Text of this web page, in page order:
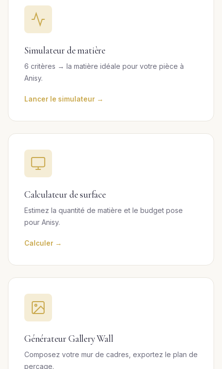
Simulateur de matière
6 critères → la matière idéale pour votre pièce à
Anisy.
Lancer le simulateur →
Calculateur de surface
Estimez la quantité de matière et le budget pose
pour Anisy.
Calculer →
Générateur Gallery Wall
Composez votre mur de cadres, exportez le plan de
perçage.